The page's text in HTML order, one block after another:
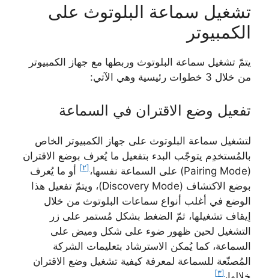
تشغيل سماعة البلوتوث على
الكمبيوتر
يتمّ تشغيل سماعة البلوتوث وربطها مع جهاز الكمبيوتر
من خلال 3 خطوات رئيسية وهي الآتي:
تفعيل وضع الاقتران في السماعة
لتشغيل سماعة البلوتوث على جهاز الكمبيوتر الخاص
بالمُستخدِم يتوجّب البدء بتفعيل ما يُعرف بوضع الاقتران
(Pairing Mode) على السماعة نفسها،
[٢]
أو ما يُعرف
بوضع الاكتشاف (Discovery Mode)، ويتمّ تفعيل هذا
الوضع في أغلب أنواع سماعات البلوتوث من خلال
إيقاف تشغيلها، ثمّ الضغط بشكل مُستمر على زر
التشغيل لحين ظهور ضوء على شكل وميض على
السماعة، كما يُمكن الاسترشاد بتعليمات الشركة
المُصنّعة للسماعة لمعرفة كيفية تشغيل وضع الاقتران
[٣]